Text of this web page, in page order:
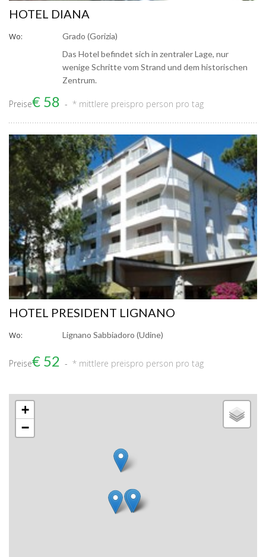
HOTEL DIANA
Wo:
Grado (Gorizia)
Das Hotel befindet sich in zentraler Lage, nur
wenige Schritte vom Strand und dem historischen
Zentrum.
Preise€ 58 * mittlere preispro person pro tag
HOTEL PRESIDENT LIGNANO
Wo: Lignano Sabbiadoro (Udine)
Preise€ 52 * mittlere preispro person pro tag
+
−